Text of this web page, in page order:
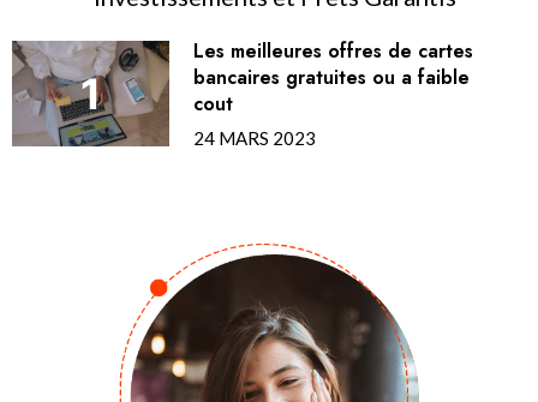
Les meilleures offres de cartes
bancaires gratuites ou a faible
cout
24 MARS 2023